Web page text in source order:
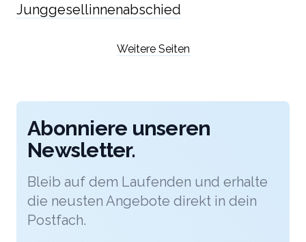
Junggesellinnenabschied
Weitere Seiten
Abonniere unseren
Newsletter.
Bleib auf dem Laufenden und erhalte
die neusten Angebote direkt in dein
Postfach.